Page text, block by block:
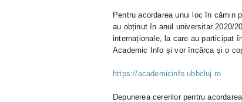
Pentru acordarea unui loc în cămin
au obținut în anul universitar 2020/
internaționale, la care au participat
Academic Info și vor încărca și o
https://academicinfo.ubbcluj.ro
Depunerea cererilor pentru